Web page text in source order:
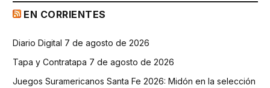
EN CORRIENTES
Diario Digital 7 de agosto de 2026
Tapa y Contratapa 7 de agosto de 2026
Juegos Suramericanos Santa Fe 2026: Midón en la selección